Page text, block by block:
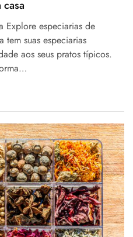
Explore especiarias de
tem suas especiarias
aos seus pratos típicos.